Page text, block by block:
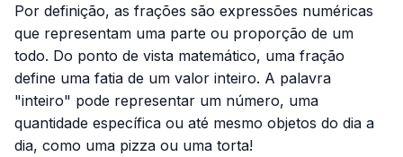
Por definição, as frações são expressões numéricas
que representam uma parte ou proporção de um
todo. Do ponto de vista matemático, uma fração
define uma fatia de um valor inteiro. A palavra
"inteiro" pode representar um número, uma
quantidade específica ou até mesmo objetos do dia a
dia, como uma pizza ou uma torta!